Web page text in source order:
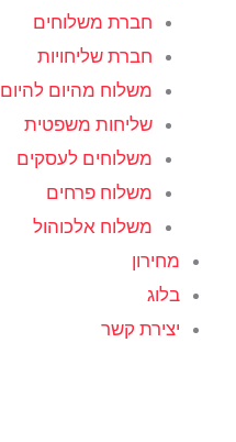
חברת משלוחים
חברת שליחויות
משלוח מהיום להיום
שליחות משפטית
משלוחים לעסקים
משלוח פרחים
משלוח אלכוהול
מחירון
בלוג
יצירת קשר